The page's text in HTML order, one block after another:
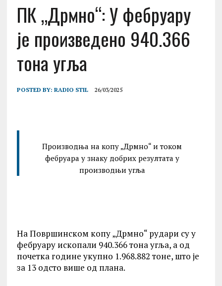
ПК „Дрмно“: У фебруару
је произведено 940.366
тона угља
POSTED BY: RADIO STIL 26/03/2025
Производња на копу „Дрмно“ и током
фебруара у знаку добрих резултата у
производњи угља
На Површинском копу „Дрмно“ рудари су у
фебруару ископали 940.366 тона угља, а од
почетка године укупно 1.968.882 тоне, што је
за 13 одсто више од плана.